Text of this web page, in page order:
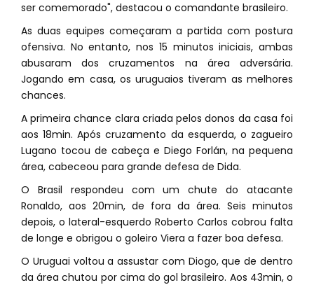
ser comemorado", destacou o comandante brasileiro.
As duas equipes começaram a partida com postura
ofensiva. No entanto, nos 15 minutos iniciais, ambas
abusaram dos cruzamentos na área adversária.
Jogando em casa, os uruguaios tiveram as melhores
chances.
A primeira chance clara criada pelos donos da casa foi
aos 18min. Após cruzamento da esquerda, o zagueiro
Lugano tocou de cabeça e Diego Forlán, na pequena
área, cabeceou para grande defesa de Dida.
O Brasil respondeu com um chute do atacante
Ronaldo, aos 20min, de fora da área. Seis minutos
depois, o lateral-esquerdo Roberto Carlos cobrou falta
de longe e obrigou o goleiro Viera a fazer boa defesa.
O Uruguai voltou a assustar com Diogo, que de dentro
da área chutou por cima do gol brasileiro. Aos 43min, o